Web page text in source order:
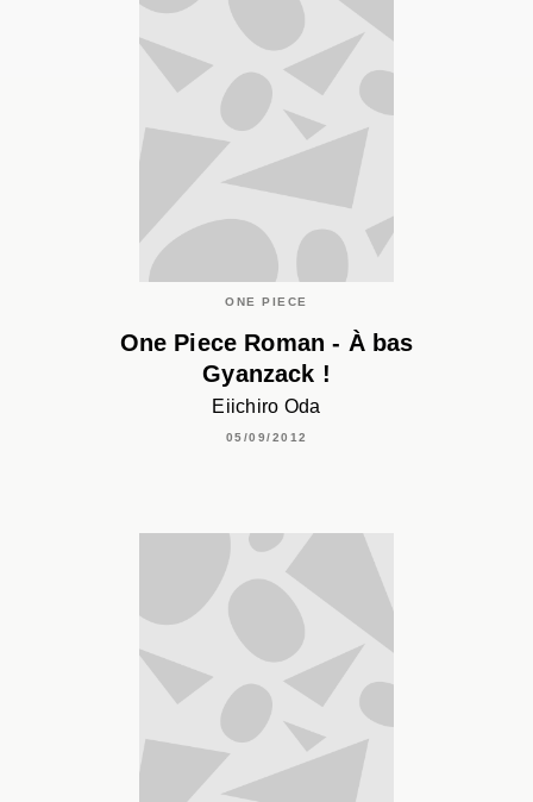
ONE PIECE
One Piece Roman - À bas
Gyanzack !
Eiichiro Oda
05/09/2012